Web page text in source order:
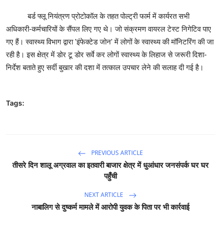
बर्ड फ्लू नियंत्रण प्रोटोकॉल के तहत पोल्ट्री फार्म में कार्यरत सभी
अधिकारी-कर्मचारियों के सैंपल लिए गए थे। जो संक्रमण वायरल टेस्ट निगेटिव पाए
गए हैं। स्वास्थ्य विभाग द्वारा 'इंफेक्टेड जोन' में लोगों के स्वास्थ्य की मॉनिटरिंग की जा
रही है। इस क्षेत्र में डोर टू डोर सर्वे कर लोगों स्वास्थ्य के लिहाज से जरूरी दिशा-
निर्देश बताते हुए सर्दी बुखार की दशा में तत्काल उपचार लेने की सलाह दी गई है।
Tags:
PREVIOUS ARTICLE
तीसरे दिन शालू अग्रवाल का इतवारी बाजार क्षेत्र में धुआंधार जनसंपर्क घर घर
पहुँची
NEXT ARTICLE
नाबालिग से दुष्कर्म मामले में आरोपी युवक के पिता पर भी कार्रवाई